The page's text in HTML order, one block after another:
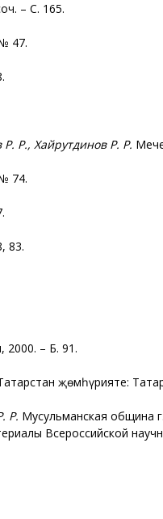
– С. 165.
47.
Р. Р., Хайрутдинов Р. Р.
74.
83.
2000. – Б. 91.
җөмһүрияте: Татар
Р. Мусульманская община
Всероссийской